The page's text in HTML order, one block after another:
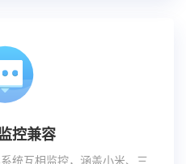
控兼容
统互相监控，涵盖小米、三